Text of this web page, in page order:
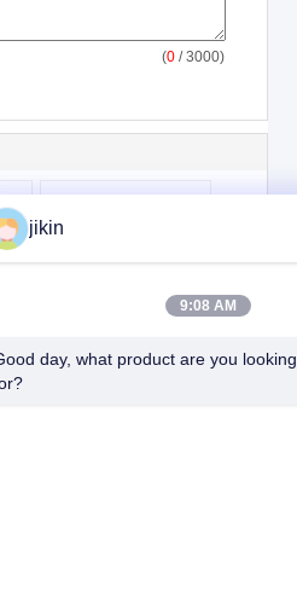
(0 / 3000)
合金鋼 鍛造 ブライ
ルNo.1 ミナン道路No.1018 仁
jikin
9:08 AM
day, what product are you looking